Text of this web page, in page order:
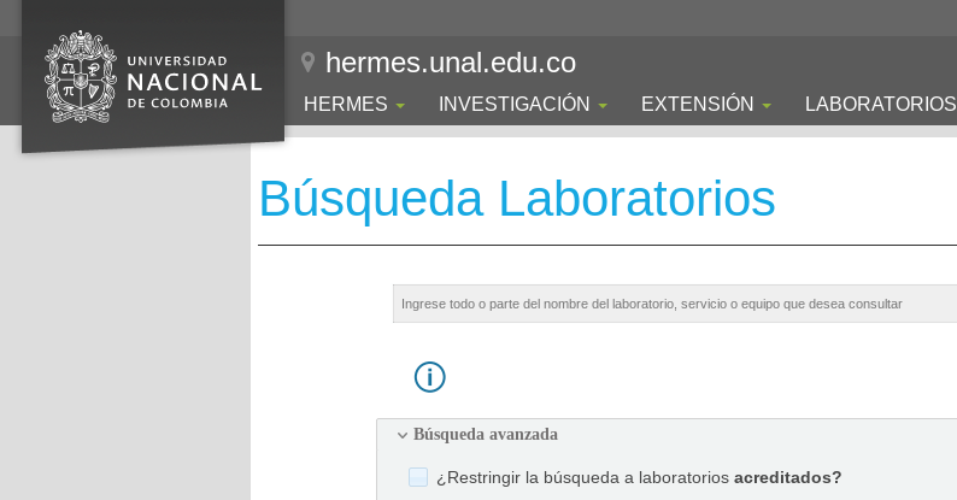
hermes.unal.edu.co
HERMES INVESTIGACIÓN EXTENSIÓN LABORATORIOS
Búsqueda Laboratorios
Búsqueda avanzada
¿Restringir la búsqueda a laboratorios acreditados?